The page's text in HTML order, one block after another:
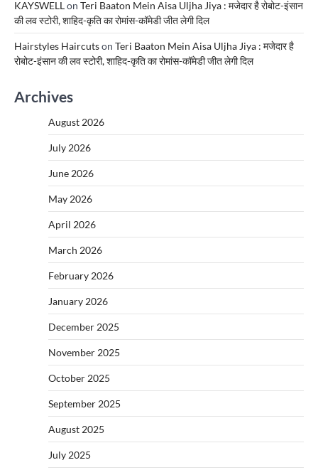
KAYSWELLon Teri Baaton Mein Aisa Uljha Jiya : मजेदार है रोबोट-इंसान
की लव स्टोरी, शाहिद-कृति का रोमांस-कॉमेडी जीत लेगी दिल
Hairstyles Haircutson Teri Baaton Mein Aisa Uljha Jiya : मजेदार है
रोबोट-इंसान की लव स्टोरी, शाहिद-कृति का रोमांस-कॉमेडी जीत लेगी दिल
Archives
August 2026
July 2026
June 2026
May 2026
April 2026
March 2026
February 2026
January 2026
December 2025
November 2025
October 2025
September 2025
August 2025
July 2025